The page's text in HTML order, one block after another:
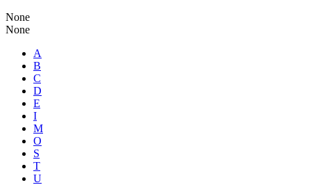
None
None
A
B
C
D
E
I
M
O
S
T
U